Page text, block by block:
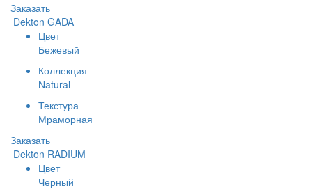
Заказать
Dekton GADA
Цвет
Бежевый
Коллекция
Natural
Текстура
Мраморная
Заказать
Dekton RADIUM
Цвет
Черный